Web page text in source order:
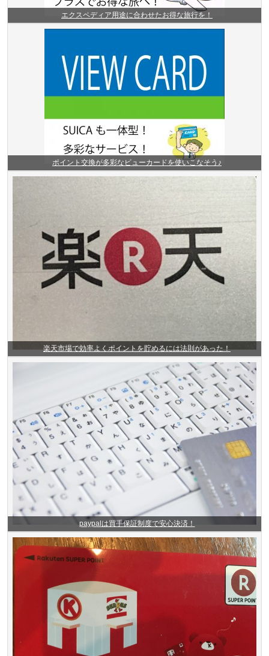
エクスペディア用途に合わせたお得な旅行を！
ポイント交換が多彩なビューカードを使いこなそう♪
楽天市場で効率よくポイントを貯めるには法則があった！
paypalは買手保証制度で安心決済！